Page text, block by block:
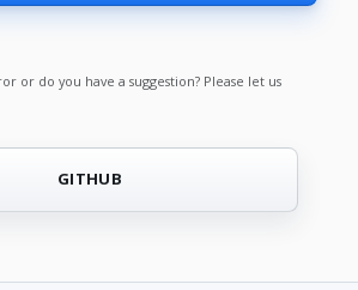
or do you have a suggestion? Please let us
GITHUB